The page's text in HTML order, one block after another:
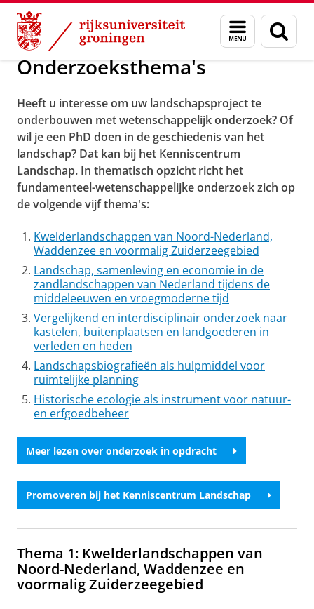
Skip
Content
Skip
Navigation
Menu
en
zoeken
Onderzoek Voor promovendi
Onderzoeksthema's
Heeft u interesse om uw landschapsproject te
onderbouwen met wetenschappelijk onderzoek? Of
wil je een PhD doen in de geschiedenis van het
landschap? Dat kan bij het Kenniscentrum
Landschap. In thematisch opzicht richt het
fundamenteel-wetenschappelijke onderzoek zich op
de volgende vijf thema's:
Kwelderlandschappen van Noord-Nederland,
Waddenzee en voormalig Zuiderzeegebied
Landschap, samenleving en economie in de
zandlandschappen van Nederland tijdens de
middeleeuwen en vroegmoderne tijd
Vergelijkend en interdisciplinair onderzoek naar
kastelen, buitenplaatsen en landgoederen in
verleden en heden
Landschapsbiografieën als hulpmiddel voor
ruimtelijke planning
Historische ecologie als instrument voor natuur-
en erfgoedbeheer
Meer lezen over onderzoek in opdracht
Promoveren bij het Kenniscentrum Landschap
Thema 1: Kwelderlandschappen van
Noord-Nederland, Waddenzee en
voormalig Zuiderzeegebied